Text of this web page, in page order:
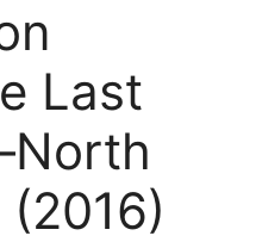
Last